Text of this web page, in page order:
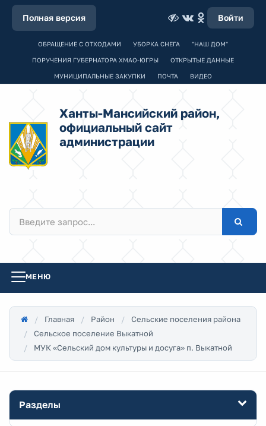
Полная версия Войти
ОБРАЩЕНИЕ С ОТХОДАМИ УБОРКА СНЕГА "НАШ ДОМ"
ПОРУЧЕНИЯ ГУБЕРНАТОРА ХМАО-ЮГРЫ ОТКРЫТЫЕ ДАННЫЕ
МУНИЦИПАЛЬНЫЕ ЗАКУПКИ ПОЧТА ВИДЕО
Ханты-Мансийский район,
официальный сайт
администрации
МЕНЮ
Главная Район
Сельские поселения района
Сельское поселение Выкатной
МУК «Сельский дом культуры и досуга» п. Выкатной
Разделы